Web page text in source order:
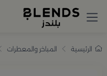
تسوّق من بلندز
الرئيسية المباخر والمعطرات